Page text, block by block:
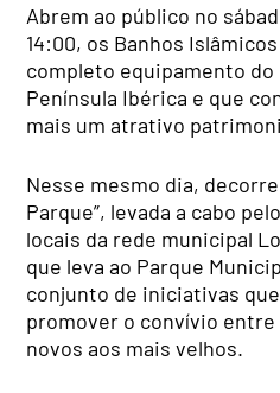
Abrem ao público no
14:00, os Banhos
completo equipamento do
Península Ibérica e que
mais um atrativo
Nesse mesmo dia,
Parque”, levada a cabo
locais da rede municipal
que leva ao Parque
conjunto de iniciativas
promover o convívio entre
novos aos mais velhos.